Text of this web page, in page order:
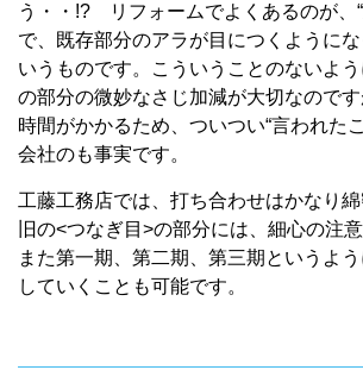
う・・!? リフォームでよくあるのが、
で、既存部分のアラが目につくようにな
いうものです。こういうことのない
の部分の微妙なさじ加減が大切なので
時間がかかるため、ついつい“言われた
会社のも事実です。
工藤工務店では、打ち合わせはかなり
旧の<つなぎ目>の部分には、細心の注
また第一期、第二期、第三期というよ
していくことも可能です。